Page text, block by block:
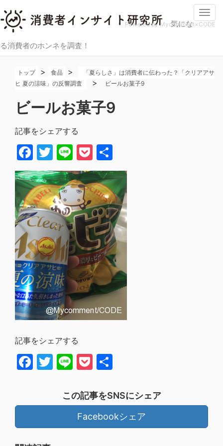
気にな
る消費者のホンネを調査！
Powered by Mycomment×CODE
トップ > 食品 >
「夏らしさ」は消費者に伝わった？「クリアアサ
ヒ 夏の涼味」の反響調査
> ビールお菓子9
ビールお菓子9
記事をシェアする
Facebook
Twitter
LinePocket
有
記事をシェアする
Facebook
Twitter
LinePocket
この記事をSNSにシェア
Facebookシェア